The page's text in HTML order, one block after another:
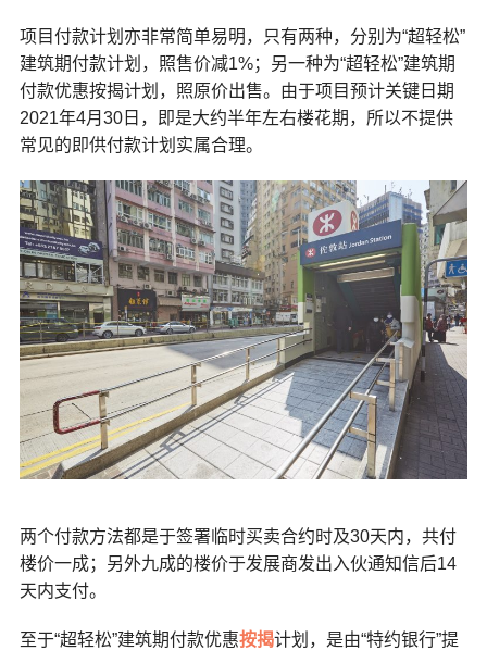
项目付款计划亦非常简单易明，只有两种，分别为“超轻松”
建筑期付款计划，照售价减1%；另一种为“超轻松”建筑期
付款优惠按揭计划，照原价出售。由于项目预计关键日期
2021年4月30日，即是大约半年左右楼花期，所以不提供
常见的即供付款计划实属合理。
两个付款方法都是于签署临时买卖合约时及30天内，共付
楼价一成；另外九成的楼价于发展商发出入伙通知信后14
天内支付。
至于“超轻松”建筑期付款优惠按揭计划，是由“特约银行”提